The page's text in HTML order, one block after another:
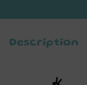
Description